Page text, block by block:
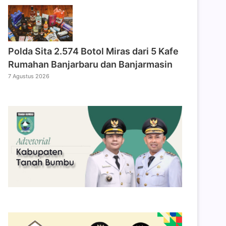
Polda Sita 2.574 Botol Miras dari 5 Kafe
Rumahan Banjarbaru dan Banjarmasin
7 Agustus 2026